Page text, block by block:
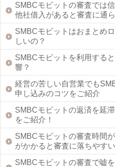
SMBCモビットの審査では
他社借入があると審査に通
SMBCモビットはおまとめ
しいの？
SMBCモビットを利用する
響？
経営の苦しい自営業でも
申し込みのコツをご紹介
SMBCモビットの返済を延
をご紹介！
SMBCモビットの審査時間
がかかると審査に落ちやす
SMBCモビットの審査で嘘